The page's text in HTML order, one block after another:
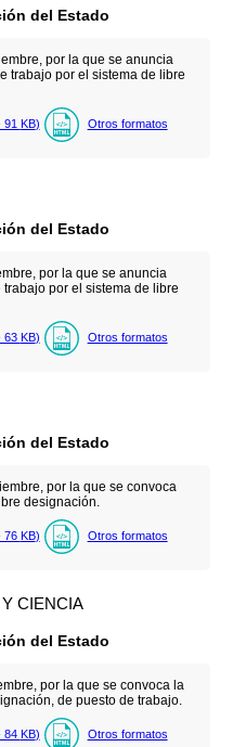
del Estado
por la que se anuncia
trabajo por el sistema de libre
91 KB) Otros formatos
del Estado
por la que se anuncia
por el sistema de libre
63 KB) Otros formatos
del Estado
por la que se convoca
designación.
76 KB) Otros formatos
CIENCIA
del Estado
por la que se convoca la
de puesto de trabajo.
84 KB) Otros formatos